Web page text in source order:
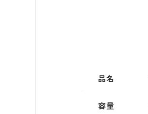
品名
容量